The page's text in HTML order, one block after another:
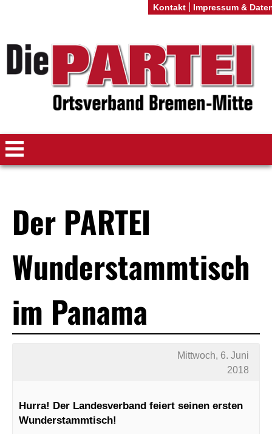
Der PARTEI
Wunderstammtisch
im Panama
Mittwoch, 6. Juni
2018
Hurra! Der Landesverband feiert seinen ersten
Wunderstammtisch!
Kontakt Impressum &